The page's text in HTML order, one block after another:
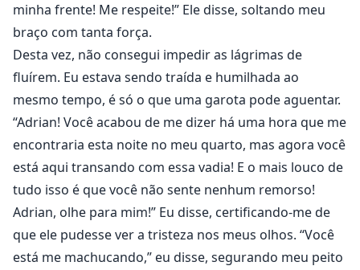
minha frente! Me respeite!” Ele disse, soltando meu
braço com tanta força.
Desta vez, não consegui impedir as lágrimas de
fluírem. Eu estava sendo traída e humilhada ao
mesmo tempo, é só o que uma garota pode aguentar.
“Adrian! Você acabou de me dizer há uma hora que me
encontraria esta noite no meu quarto, mas agora você
está aqui transando com essa vadia! E o mais louco de
tudo isso é que você não sente nenhum remorso!
Adrian, olhe para mim!” Eu disse, certificando-me de
que ele pudesse ver a tristeza nos meus olhos. “Você
está me machucando,” eu disse, segurando meu peito